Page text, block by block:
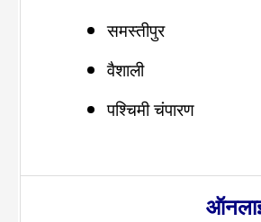
समस्तीपुर
वैशाली
पश्चिमी चंपारण